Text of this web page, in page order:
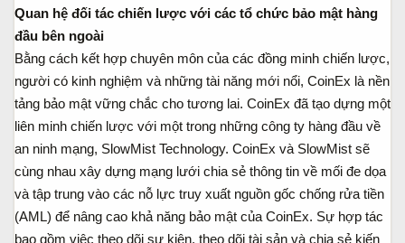
Quan hệ đối tác chiến lược với các tổ chức bảo mật hàng
đầu bên ngoài
Bằng cách kết hợp chuyên môn của các đồng minh chiến lược,
người có kinh nghiệm và những tài năng mới nổi, CoinEx là nền
tảng bảo mật vững chắc cho tương lai. CoinEx đã tạo dựng một
liên minh chiến lược với một trong những công ty hàng đầu về
an ninh mạng, SlowMist Technology. CoinEx và SlowMist sẽ
cùng nhau xây dựng mạng lưới chia sẻ thông tin về mối đe dọa
và tập trung vào các nỗ lực truy xuất nguồn gốc chống rửa tiền
(AML) để nâng cao khả năng bảo mật của CoinEx. Sự hợp tác
bao gồm việc theo dõi sự kiện, theo dõi tài sản và chia sẻ kiến